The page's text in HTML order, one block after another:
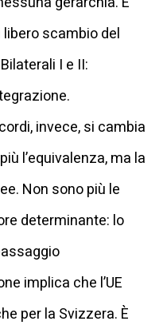
libero scambio del
I e II:
invece, si cambia
l’equivalenza, ma la
Non sono più le
determinante: lo
implica che l’UE
per la Svizzera. È